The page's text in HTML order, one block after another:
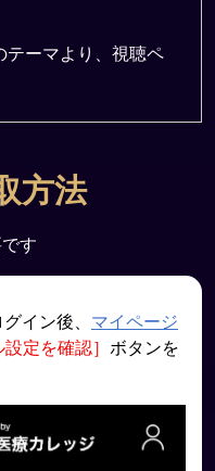
テーマより、視聴ペ
方法
す
イン後、 マイページ
定を確認］ ボタンを